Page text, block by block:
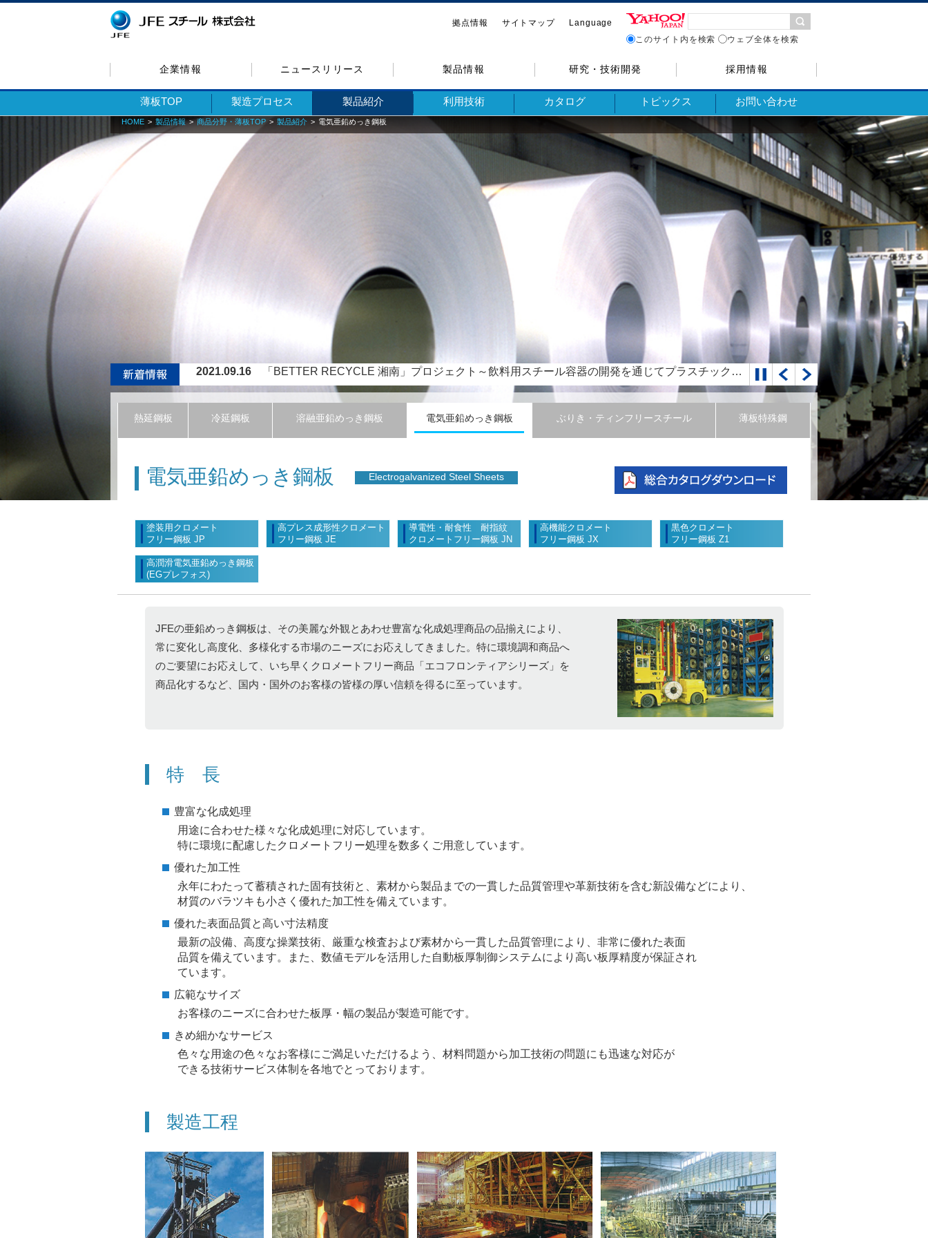
拠点情報 サイトマップ
Language
このサイト内を検索
ウェブ全体を検索
企業情報 ニュースリリース 製品情報 研究・技術開発 採用情報
薄板TOP 製造プロセス 製品紹介 利用技術 カタログ トピックス お問い合わせ
HOME 製品情報 商品分野・薄板TOP 製品紹介 電気亜鉛めっき鋼板
2021.09.16
「BETTER RECYCLE 湘南」プロジェクト～飲料用スチール容器の開発を通じてプラスチックごみ問題を解決(SDGs達成への貢献)～
2021.06.16
JFEスチール西日本製鉄所（倉敷地区） 第7連続鋳造設備稼働および稼働式について
2020.03.05
NUCOR-JFE STEEL MEXICO 自動車用溶融亜鉛鍍金鋼板製造設備の稼働について
2020.02.27
ミャンマー建材薄板事業におけるカラー鋼板製造設備の稼動について
2022.04.04
ティッセン・クルップ・スチール・ヨーロッパ社と共同で新商品開発～自動車向け冷間加工用の新ハイテンをグローバルに提案～
熱延鋼板 冷延鋼板 溶融亜鉛めっき鋼板 電気亜鉛めっき鋼板 ぶりき・ティンフリースチール 薄板特殊鋼
電気亜鉛めっき鋼板 Electrogalvanized Steel Sheets
塗装用クロメート
フリー鋼板 JP
高プレス成形性クロメート
フリー鋼板 JE
導電性・耐食性 耐指紋
クロメートフリー鋼板 JN
高機能クロメート
フリー鋼板 JX
黒色クロメート
フリー鋼板 Z1
高潤滑電気亜鉛めっき鋼板
(EGプレフォス)
JFEの亜鉛めっき鋼板は、その美麗な外観とあわせ豊富な化成処理商品の品揃えにより、
常に変化し高度化、多様化する市場のニーズにお応えしてきました。特に環境調和商品へ
のご要望にお応えして、いち早くクロメートフリー商品「エコフロンティアシリーズ」を
商品化するなど、国内・国外のお客様の皆様の厚い信頼を得るに至っています。
特 長
豊富な化成処理
用途に合わせた様々な化成処理に対応しています。
特に環境に配慮したクロメートフリー処理を数多くご用意しています。
優れた加工性
永年にわたって蓄積された固有技術と、素材から製品までの一貫した品質管理や革新技術を含む新設備などにより、
材質のバラツキも小さく優れた加工性を備えています。
優れた表面品質と高い寸法精度
最新の設備、高度な操業技術、厳重な検査および素材から一貫した品質管理により、非常に優れた表面
品質を備えています。また、数値モデルを活用した自動板厚制御システムにより高い板厚精度が保証され
ています。
広範なサイズ
お客様のニーズに合わせた板厚・幅の製品が製造可能です。
きめ細かなサービス
色々な用途の色々なお客様にご満足いただけるよう、材料問題から加工技術の問題にも迅速な対応が
できる技術サービス体制を各地でとっております。
製造工程